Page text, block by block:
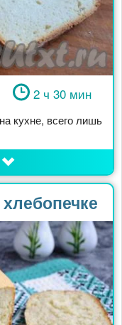
2 ч 30 мин
кухне, всего лишь